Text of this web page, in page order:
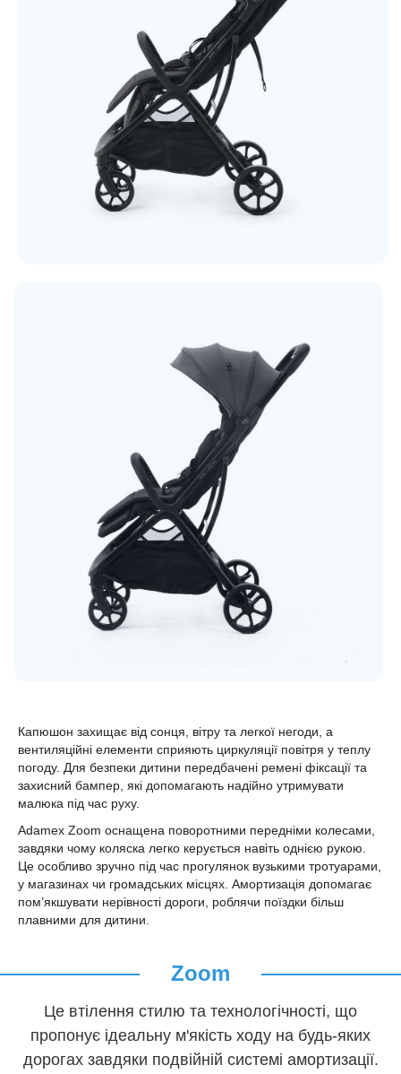
Капюшон захищає від сонця, вітру та легкої негоди, а
вентиляційні елементи сприяють циркуляції повітря у теплу
погоду. Для безпеки дитини передбачені ремені фіксації та
захисний бампер, які допомагають надійно утримувати
малюка під час руху.
Adamex Zoom оснащена поворотними передніми колесами,
завдяки чому коляска легко керується навіть однією рукою.
Це особливо зручно під час прогулянок вузькими тротуарами,
у магазинах чи громадських місцях. Амортизація допомагає
пом’якшувати нерівності дороги, роблячи поїздки більш
плавними для дитини.
Zoom
Це втілення стилю та технологічності, що
пропонує ідеальну м'якість ходу на будь-яких
дорогах завдяки подвійній системі амортизації.